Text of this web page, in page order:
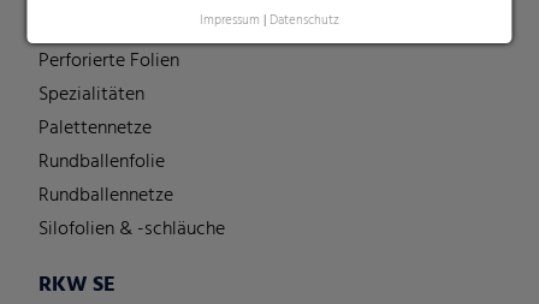
Impressum | Datenschutz
Perforierte Folien
Spezialitäten
Palettennetze
Rundballenfolie
Rundballennetze
Silofolien & -schläuche
RKW SE